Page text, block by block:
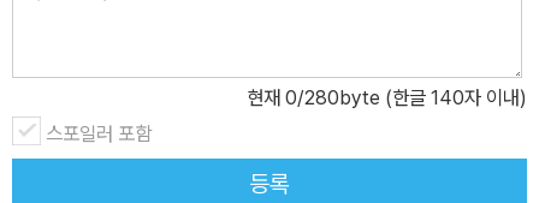
흔히 부딪히고 느끼게 되는 감정들을 공감할 수 있다. 또한 엠마가 자
신의 어려움마저도 재치 있게 해결해 가는 과정은 아이들에게 어려움
을 겪을 때 긍정적인 마음을 가지고 접근할 수 있도록 유도한다. 동화
를 읽어 주는 어른들 또한 아이들의 내면 심리를 엿볼 수 있고, 아이들
현재 0/280byte (한글 140자 이내)
스포일러 포함
등록